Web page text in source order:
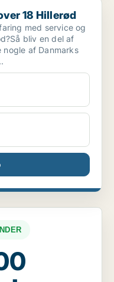
18 Hillerød
med service og
bliv en del af
af Danmarks